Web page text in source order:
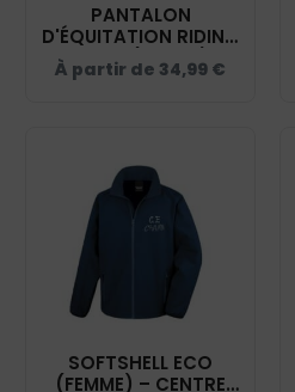
PANTALON
D'ÉQUITATION RIDING
WORLD (FEMME) -
CENTRE ÉQUESTRE DE
À partir de 34,99 €
SOFTSHELL ECO
(FEMME) – CENTRE